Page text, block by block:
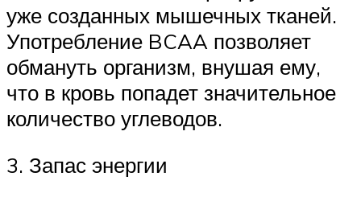
уже созданных мышечных тканей.
Употребление BCAA позволяет
обмануть организм, внушая ему,
что в кровь попадет значительное
количество углеводов.
3. Запас энергии